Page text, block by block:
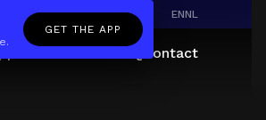
ENNL
Contact
GET THE APP